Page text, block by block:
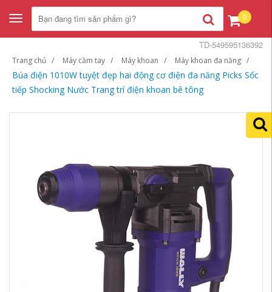
Toggle
navigation
0
Trang chủ Máy cầm tay Máy khoan Máy khoan đa năng
Búa điện 1010W tuyệt đẹp hai động cơ điện đa năng Picks Sốc
tiếp Shocking Nước Trang trí điện khoan bê tông
TD-549595136392